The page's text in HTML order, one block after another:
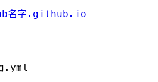
名字.github.io